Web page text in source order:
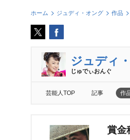
ホーム ジュディ・オング 作品
ジュディ
じゅでぃおんぐ
芸能人TOP 記事 作
賞金